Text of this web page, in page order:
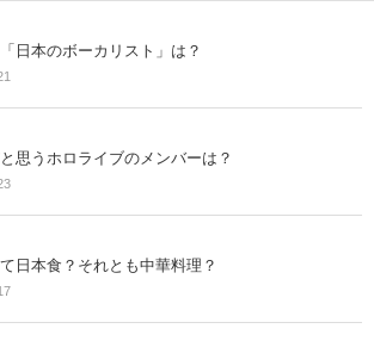
日本のボーカリスト」は？
思うホロライブのメンバーは？
日本食？それとも中華料理？